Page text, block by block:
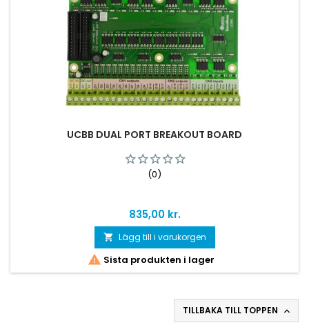
UCBB DUAL PORT BREAKOUT BOARD
(0)
Pris
835,00 kr.
 Lägg till i varukorgen
 Sista produkten i lager
TILLBAKA TILL TOPPEN 